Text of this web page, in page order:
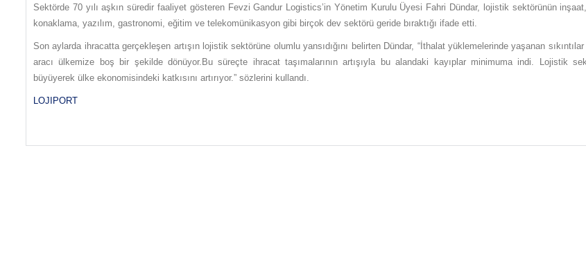
Sektörde 70 yılı aşkın süredir faaliyet gösteren Fevzi Gandur Logistics’in Yönetim Kurulu Üyesi Fahri Dündar, lojistik sektörünün
konaklama, yazılım, gastronomi, eğitim ve telekomünikasyon gibi birçok dev sektörü geride bıraktığı ifade etti.
Son aylarda ihracatta gerçekleşen artışın lojistik sektörüne olumlu yansıdığını belirten Dündar, “İthalat yüklemelerinde yaşanan
aracı ülkemize boş bir şekilde dönüyor.Bu süreçte ihracat taşımalarının artışıyla bu alandaki kayıplar minimuma indi. Lojistik
büyüyerek ülke ekonomisindeki katkısını artırıyor.” sözlerini kullandı.
LOJIPORT